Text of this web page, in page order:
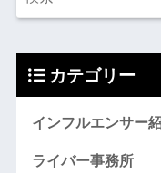
カテゴリー
インフルエンサー
ライバー事務所